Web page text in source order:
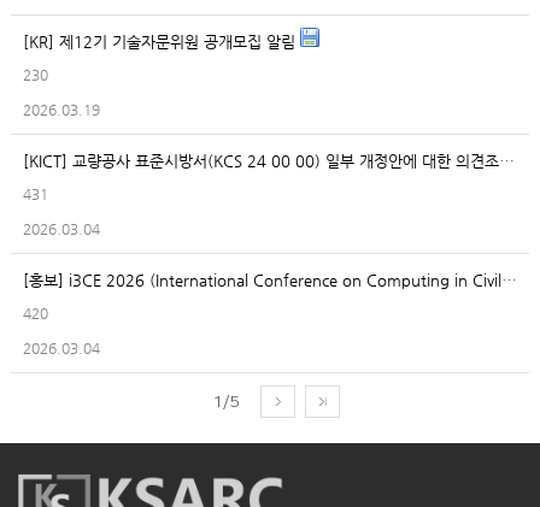
[KR] 제12기 기술자문위원 공개모집 알림
230
2026.03.19
[KICT] 교량공사 표준시방서(KCS 24 00 00) 일부 개정안에 대한 의견조회
431
2026.03.04
[홍보] i3CE 2026 (International Conference on Computing in Civil Engineering 2026) Call for posters
420
2026.03.04
1/5